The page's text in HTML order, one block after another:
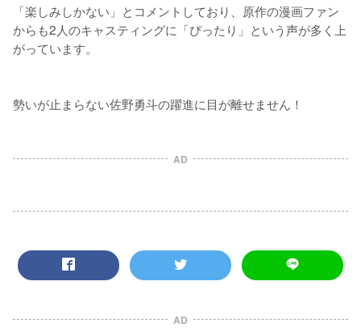
「楽しみしかない」とコメントしており、原作の漫画ファン
からも2人のキャスティングに「ぴったり」という声が多く上
がっています。
勢いが止まらない佐野勇斗の躍進に目が離せません！
AD
AD